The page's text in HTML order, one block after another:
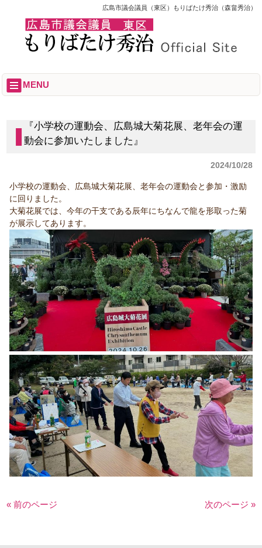
広島市議会議員（東区）もりばたけ秀治（森畠秀治）
MENU
『小学校の運動会、広島城大菊花展、老年会の運
動会に参加いたしました』
2024/10/28
小学校の運動会、広島城大菊花展、老年会の運動会と参加・激励
に回りました。
大菊花展では、今年の干支である辰年にちなんで龍を形取った菊
が展示してあります。
« 前のページ 次のページ »